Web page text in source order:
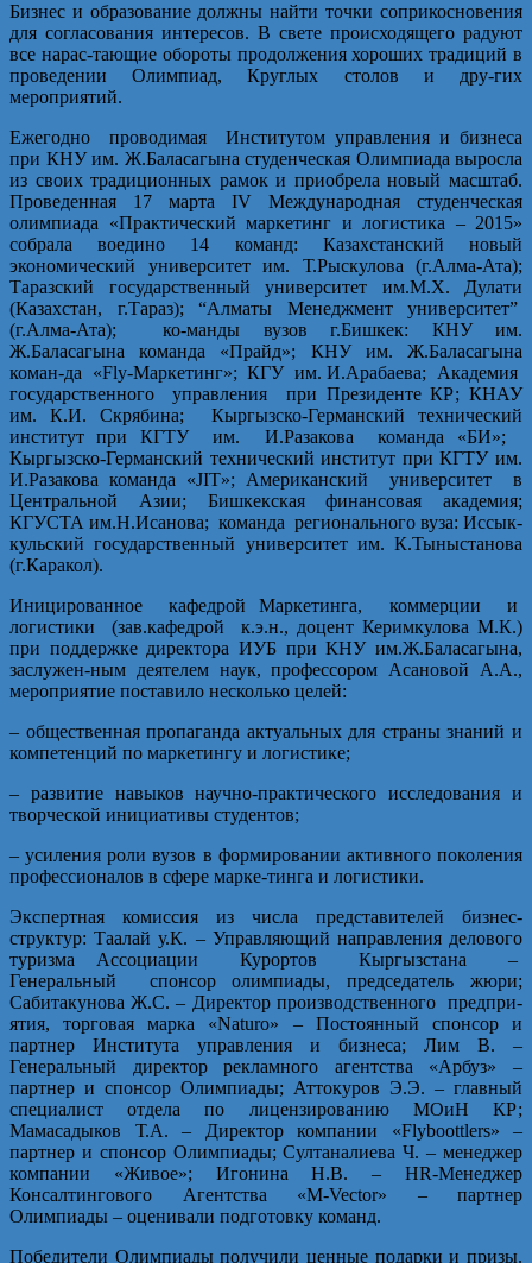
Бизнес и образование должны найти точки соприкосновения
для согласования интересов. В свете происходящего радуют
все нарас-тающие обороты продолжения хороших традиций в
проведении Олимпиад, Круглых столов и дру-гих
мероприятий.
Ежегодно проводимая Институтом управления и бизнеса
при КНУ им. Ж.Баласагына студенческая Олимпиада выросла
из своих традиционных рамок и приобрела новый масштаб.
Проведенная 17 марта IV Международная студенческая
олимпиада «Практический маркетинг и логистика – 2015»
собрала воедино 14 команд: Казахстанский новый
экономический университет им. Т.Рыскулова (г.Алма-Ата);
Таразский государственный университет им.М.Х. Дулати
(Казахстан, г.Тараз); “Алматы Менеджмент университет”
(г.Алма-Ата); ко-манды вузов г.Бишкек: КНУ им.
Ж.Баласагына команда «Прайд»; КНУ им. Ж.Баласагына
коман-да «Fly-Маркетинг»; КГУ им. И.Арабаева; Академия
государственного управления при Президенте КР; КНАУ
им. К.И. Скрябина; Кыргызско-Германский технический
институт при КГТУ им. И.Разакова команда «БИ»;
Кыргызско-Германский технический институт при КГТУ им.
И.Разакова команда «JIT»; Американский университет в
Центральной Азии; Бишкекская финансовая академия;
КГУСТА им.Н.Исанова; команда регионального вуза: Иссык-
кульский государственный университет им. К.Тыныстанова
(г.Каракол).
Иницированное кафедрой Маркетинга, коммерции и
логистики (зав.кафедрой к.э.н., доцент Керимкулова М.К.)
при поддержке директора ИУБ при КНУ им.Ж.Баласагына,
заслужен-ным деятелем наук, профессором Асановой А.А.,
мероприятие поставило несколько целей:
– общественная пропаганда актуальных для страны знаний и
компетенций по маркетингу и логистике;
– развитие навыков научно-практического исследования и
творческой инициативы студентов;
– усиления роли вузов в формировании активного поколения
профессионалов в сфере марке-тинга и логистики.
Экспертная комиссия из числа представителей бизнес-
структур: Таалай у.К. – Управляющий направления делового
туризма Ассоциации Курортов Кыргызстана –
Генеральный спонсор олимпиады, председатель жюри;
Сабитакунова Ж.С. – Директор производственного предпри-
ятия, торговая марка «Naturo» – Постоянный спонсор и
партнер Института управления и бизнеса; Лим В. –
Генеральный директор рекламного агентства «Арбуз» –
партнер и спонсор Олимпиады; Аттокуров Э.Э. – главный
специалист отдела по лицензированию МОиН КР;
Мамасадыков Т.А. – Директор компании «Flyboottlers» –
партнер и спонсор Олимпиады; Султаналиева Ч. – менеджер
компании «Живое»; Игонина Н.В. – HR-Менеджер
Консалтингового Агентства «M-Vector» – партнер
Олимпиады – оценивали подготовку команд.
Победители Олимпиады получили ценные подарки и призы.